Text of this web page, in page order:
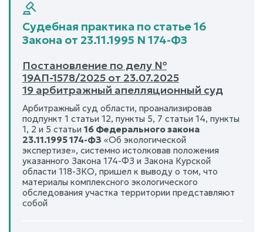
Судебная практика по статье 16
Закона от 23.11.1995 N 174-ФЗ
Постановление по делу №
19АП-1578/2025 от 23.07.2025
19 арбитражный апелляционный суд
Арбитражный суд области, проанализировав
подпункт 1 статьи 12, пункты 5, 7 статьи 14, пункты
1, 2 и 5 статьи 16 Федерального закона
23.11.1995 174-ФЗ «Об экологической
экспертизе», системно истолковав положения
указанного Закона 174-ФЗ и Закона Курской
области 118-ЗКО, пришел к выводу о том, что
материалы комплексного экологического
обследования участка территории представляют
собой